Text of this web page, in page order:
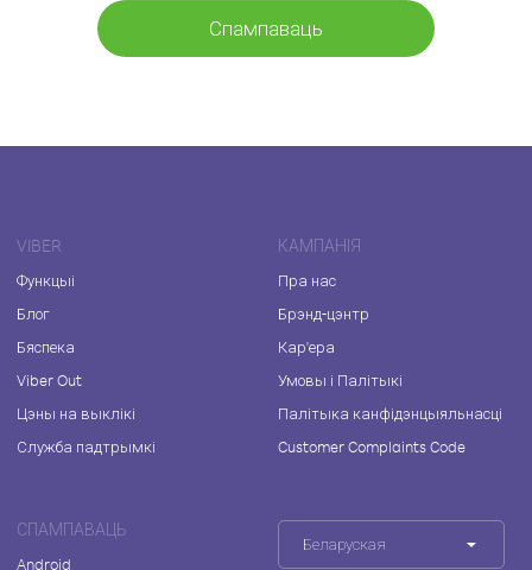
Спампаваць
VIBER
Функцыі
Блог
Бяспека
Viber Out
Цэны на выклікі
Служба падтрымкі
КАМПАНІЯ
Пра нас
Брэнд-цэнтр
Кар'ера
Умовы і Палітыкі
Палітыка канфідэнцыяльнасці
Customer Complaints Code
СПАМПАВАЦЬ
Android
Беларуская